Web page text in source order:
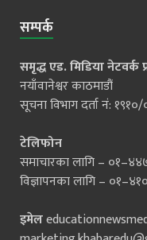
सम्पर्क
समृद्ध एड. मिडिया नेटवर्क
नयाँवानेश्वर काठमाडौं
सूचना विभाग दर्ता नं:
टेलिफोन
समाचारका लागि –
विज्ञापनका लागि –
इमेल